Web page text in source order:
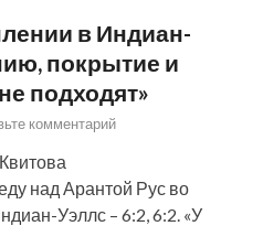
в Индиан-
покрытие и
подходят»
комментарий
над Арантой Рус во
Уэллс – 6:2, 6:2. «У